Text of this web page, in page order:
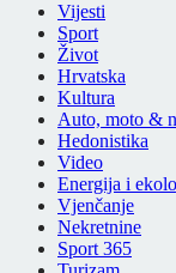
Vijesti
Sport
Život
Hrvatska
Kultura
Auto, moto &
Hedonistika
Video
Energija i
Vjenčanje
Nekretnine
Sport 365